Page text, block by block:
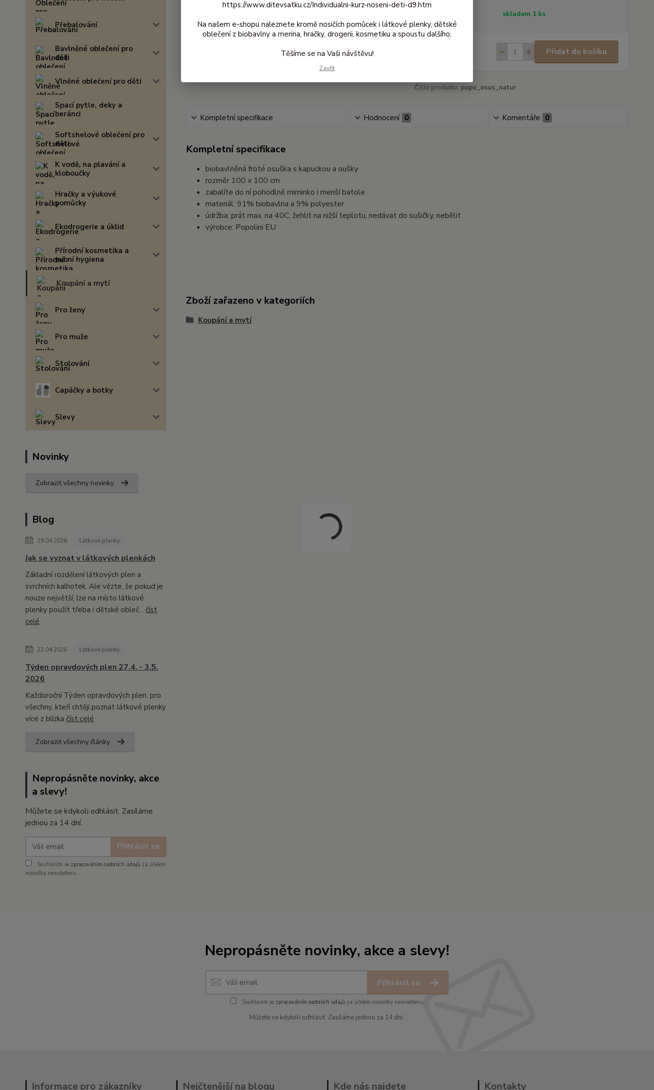
Přebalování
Bavlněné oblečení pro
děti
Vlněné oblečení pro děti
Spací pytle, deky a
beránci
Softshelové oblečení pro
děti
K vodě, na plavání a
kloboučky
Hračky a výukové
pomůcky
Ekodrogerie a úklid
Přírodní kosmetika a
zubní hygiena
Koupání a mytí
Pro ženy
Pro muže
Stolování
Capáčky a botky
Slevy
Novinky
Zobrazit všechny novinky
Blog
29.04.2026 Látkové plenky
Jak se vyznat v látkových plenkách
Základní rozdělení látkových plen a
svrchních kalhotek. Ale vězte, že pokud je
nouze největší, lze na místo látkové
plenky použít třeba i dětské obleč... číst
celé
22.04.2026 Látkové plenky
Týden opravdových plen 27.4. - 3.5.
2026
Každoroční Týden opravdových plen, pro
všechny, kteří chtějí poznat látkové plenky
více z blízka číst celé
Zobrazit všechny články
Nepropásněte novinky, akce
a slevy!
Můžete se kdykoli odhlásit. Zasíláme
jednou za 14 dní.
Přihlásit se
Souhlasím se zpracováním osobních údajů za účelem
rozesílky newsletteru.
skladem 1 ks
Přidat do košíku
Číslo produktu: popo_osus_natur
Kompletní specifikace Hodnocení 0 Komentáře 0
Kompletní specifikace
biobavlněná froté osuška s kapuckou a oušky
rozměr 100 x 100 cm
zabalíte do ní pohodlně miminko i menší batole
materiál: 91% biobavlna a 9% polyester
údržba: prát max. na 40C, žehlit na nižší teplotu, nedávat do sušičky, nebělit
výrobce: Popolini EU
Zboží zařazeno v kategoriích
Koupání a mytí
Nepropásněte novinky, akce a slevy!
Přihlásit se
Souhlasím se zpracováním osobních údajůza účelem rozesílky newsletteru.
Můžete se kdykoli odhlásit. Zasíláme jednou za 14 dní.
Informace pro zákazníky Nejčtenější na blogu Kde nás najdete Kontakty
https://www.ditevsatku.cz/Individualni-kurz-noseni-deti-d9.htm
Na našem e-shopu naleznete kromě nosičích pomůcek i látkové plenky, dětské
oblečení z biobavlny a merina, hračky, drogerii, kosmetiku a spoustu dalšího.
Těšíme se na Vaši návštěvu!
Zavřít